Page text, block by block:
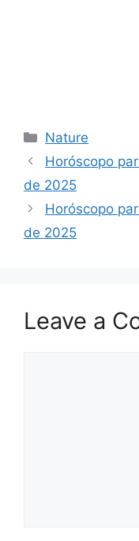
Categories
Nature
Horóscopo
de 2025
Horóscopo
de 2025
Leave a